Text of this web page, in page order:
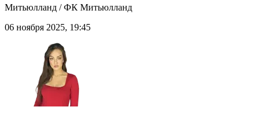
Митьюлланд / ФК Митьюлланд
06 ноября 2025, 19:45